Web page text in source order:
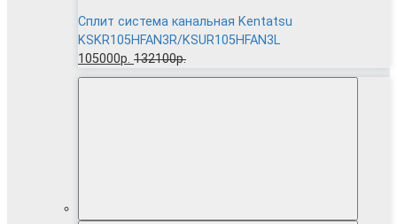
Сплит система канальная Kentatsu
KSKR105HFAN3R/KSUR105HFAN3L
105000р. 132100р.